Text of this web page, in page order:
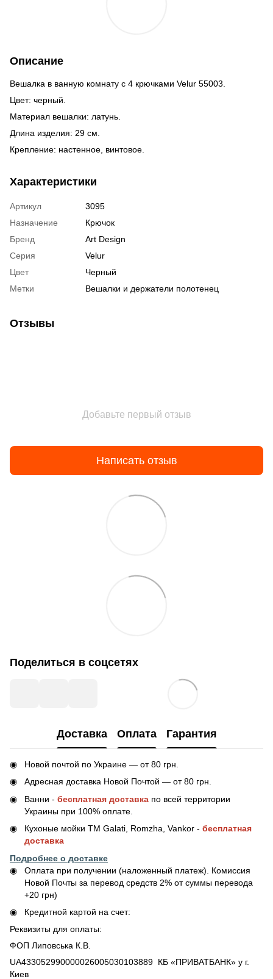
Описание
Вешалка в ванную комнату с 4 крючками Velur 55003.
Цвет: черный.
Материал вешалки: латунь.
Длина изделия: 29 см.
Крепление: настенное, винтовое.
Характеристики
Артикул
3095
Назначение
Крючок
Бренд
Art Design
Серия
Velur
Цвет
Черный
Метки
Вешалки и держатели полотенец
Отзывы
Добавьте первый отзыв
Написать отзыв
Поделиться в соцсетях
Доставка Оплата Гарантия
Новой почтой по Украине — от 80 грн.
Адресная доставка Новой Почтой — от 80 грн.
Ванни - бесплатная доставка по всей территории
Украины при 100% оплате.
Кухоные мойки ТМ Galati, Romzha, Vankor - бесплатная
доставка
Подробнее о доставке
Оплата при получении (наложенный платеж). Комиссия
Новой Почты за перевод средств 2% от суммы перевода
+20 грн)
Кредитной картой на счет:
Реквизиты для оплаты:
ФОП Липовська К.В.
UA433052990000026005030103889 КБ «ПРИВАТБАНК» у г.
Киев